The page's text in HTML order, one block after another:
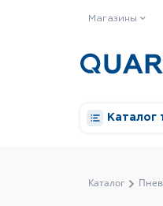
Магазины
Каталог
Каталог